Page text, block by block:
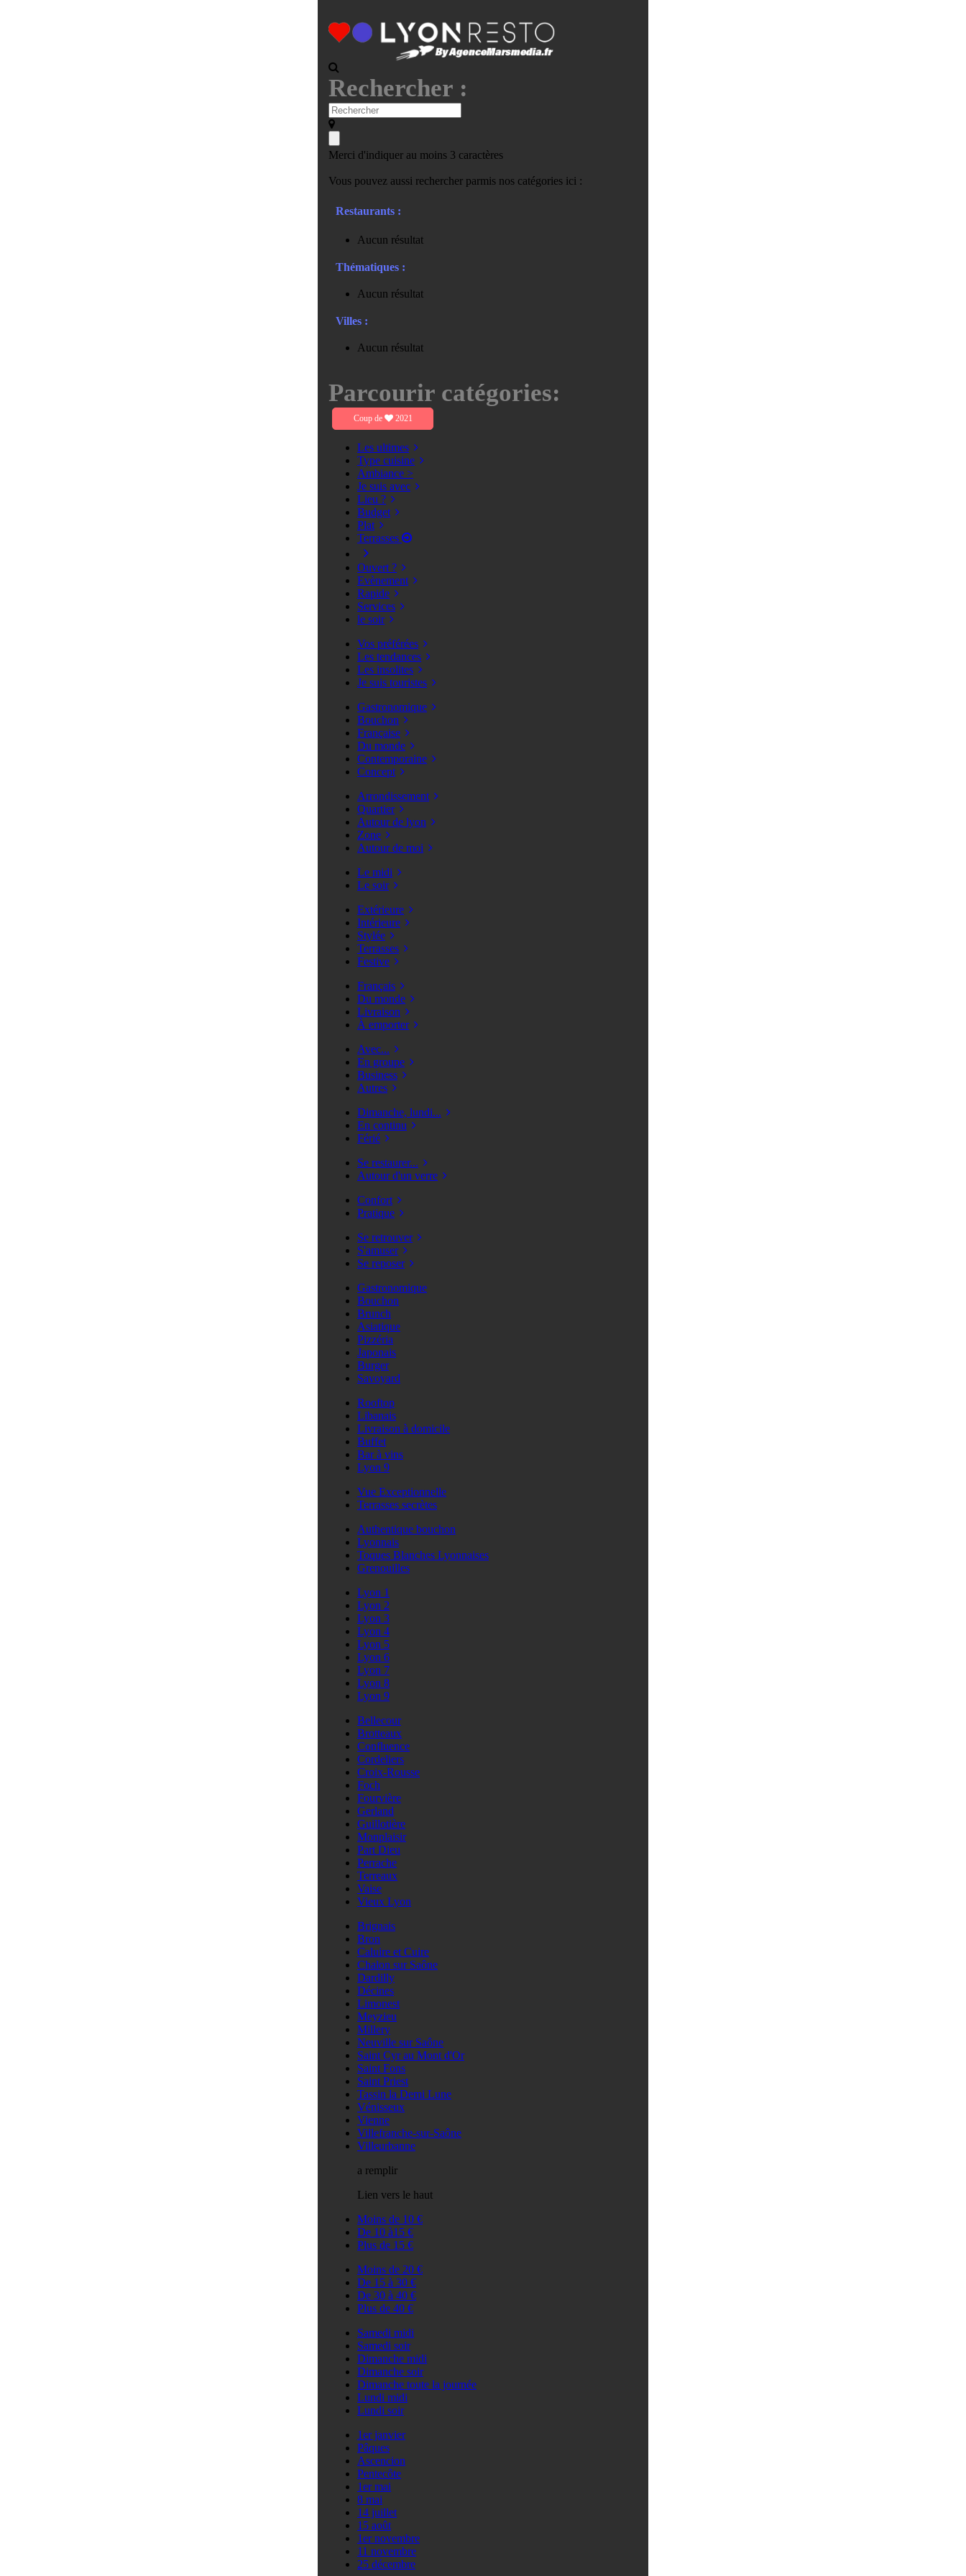
Rechercher :
Merci d'indiquer au moins 3 caractères
Vous pouvez aussi rechercher parmis nos catégories ici :
Restaurants :
Aucun résultat
Thématiques :
Aucun résultat
Villes :
Aucun résultat
Parcourir catégories:
Coup de 2021
Les ultimes
Type cuisine
Ambiance >
Je suis avec
Lieu ?
Budget
Plat
Terrasses
Ouvert ?
Evènement
Rapide
Services
le soir
Vos préférées
Les tendances
Les insolites
Je suis touristes
Gastronomique
Bouchon
Française
Du monde
Contemporaine
Concept
Arrondissement
Quartier
Autour de lyon
Zone
Autour de moi
Le midi
Le soir
Extérieure
Intérieure
Stylée
Terrasses
Festive
Français
Du monde
Livraison
À emporter
Avec...
En groupe
Business
Autres
Dimanche, lundi...
En continu
Férié
Se restaurer...
Autour d'un verre
Confort
Pratique
Se retrouver
S'amuser
Se reposer
Gastronomique
Bouchon
Brunch
Asiatique
Pizzéria
Japonais
Burger
Savoyard
Rooftop
Libanais
Livraison à domicile
Buffet
Bar à vins
Lyon 9
Vue Exceptionnelle
Terrasses secrètes
Authentique bouchon
Lyonnais
Toques Blanches Lyonnaises
Grenouilles
Lyon 1
Lyon 2
Lyon 3
Lyon 4
Lyon 5
Lyon 6
Lyon 7
Lyon 8
Lyon 9
Bellecour
Brotteaux
Confluence
Cordeliers
Croix-Rousse
Foch
Fourvière
Gerland
Guillotière
Monplaisir
Part Dieu
Perrache
Terreaux
Vaise
Vieux Lyon
Brignais
Bron
Caluire et Cuire
Chalon sur Saône
Dardilly
Décines
Limonest
Meyzieu
Millery
Neuville sur Saône
Saint Cyr au Mont d'Or
Saint Fons
Saint Priest
Tassin la Demi Lune
Vénisseux
Vienne
Villefranche-sur-Saône
Villeurbanne
a remplir
Lien vers le haut
Moins de 10 €
De 10 à15 €
Plus de 15 €
Moins de 20 €
De 15 à 30 €
De 30 à 40 €
Plus de 40 €
Samedi midi
Samedi soir
Dimanche midi
Dimanche soir
Dimanche toute la journée
Lundi midi
Lundi soir
1er janvier
Pâques
Ascencion
Pentecôte
1er mai
8 mai
14 juillet
15 août
1er novembre
11 novembre
25 décembre